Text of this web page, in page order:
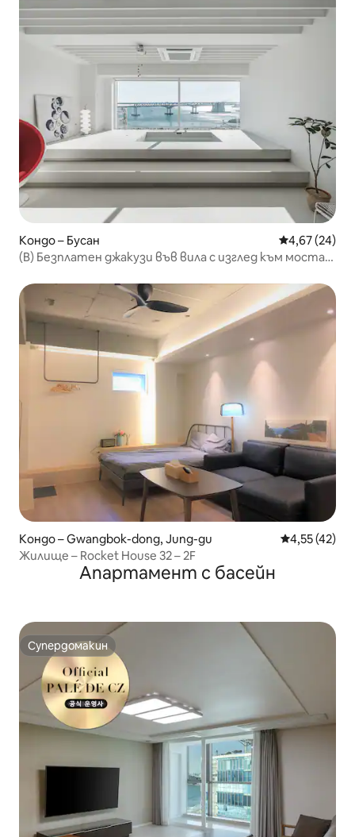
Кондо – Бусан Средна
4,67 (24)
(B) Безплатен джакузи във вила с изглед към моста
Милрак #30 секунди до плажа #Точно пред магазина
за удобство
Кондо – Gwangbok-dong, Jung-gu Средна
4,55 (42)
Жилище – Rocket House 32 – 2F
Апартамент с басейн
Супердомакин
Супердомакин